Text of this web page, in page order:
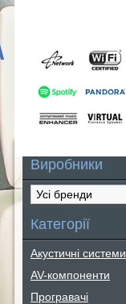
Виробники
Категорії
Акустичні системи
AV-компоненти
Програвачі